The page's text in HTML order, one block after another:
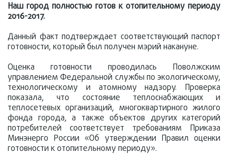
Наш город полностью готов к отопительному периоду
2016-2017.
Данный факт подтверждает соответствующий паспорт
готовности, который был получен мэрий накануне.
Оценка готовности проводилась Поволжским
управлением Федеральной службы по экологическому,
технологическому и атомному надзору. Проверка
показала, что состояние теплоснабжающих и
теплосетевых организаций, многоквартирного жилого
фонда города, а также объектов других категорий
потребителей соответствует требованиям Приказа
Минэнерго России «Об утверждении Правил оценки
готовности к отопительному периоду».